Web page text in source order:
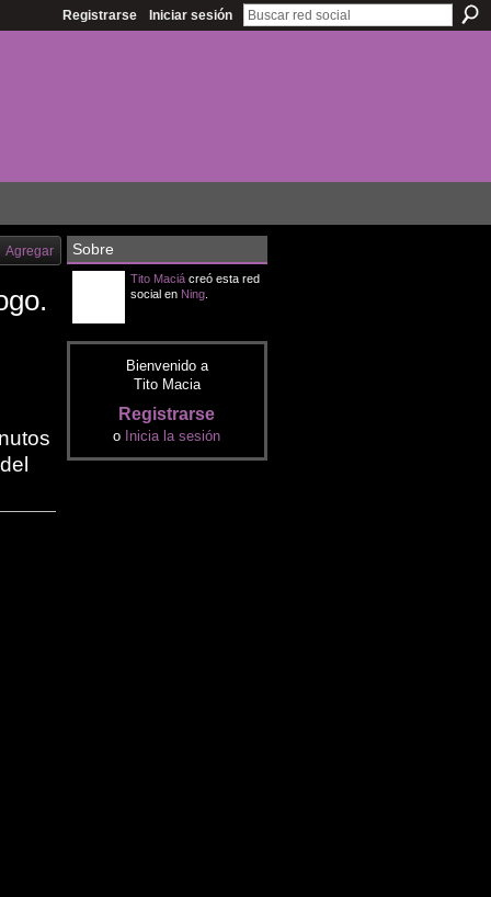
Registrarse Iniciar sesión
Agregar Sobre
Tito Maciácreó esta red
social en Ning.
Bienvenido a
Tito Macia
Registrarse
o Inicia la sesión